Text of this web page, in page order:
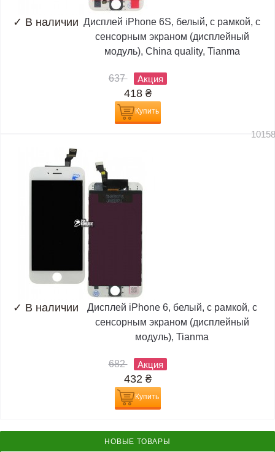
✓ В наличии Дисплей iPhone 6S, белый, с рамкой, с
сенсорным экраном (дисплейный
модуль), China quality, Tianma
637 Акция
418 ₴
Купить
✓ В наличии
Дисплей iPhone 6, белый, с рамкой, с
сенсорным экраном (дисплейный
модуль), Tianma
682 Акция
432 ₴
Купить
НОВЫЕ ТОВАРЫ